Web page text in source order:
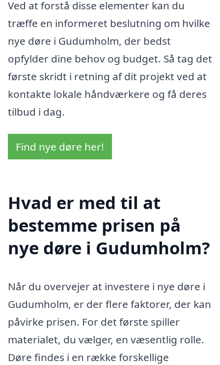
Ved at forstå disse elementer kan du
træffe en informeret beslutning om hvilke
nye døre i Gudumholm, der bedst
opfylder dine behov og budget. Så tag det
første skridt i retning af dit projekt ved at
kontakte lokale håndværkere og få deres
tilbud i dag.
Find nye døre her!
Hvad er med til at
bestemme prisen på
nye døre i Gudumholm?
Når du overvejer at investere i nye døre i
Gudumholm, er der flere faktorer, der kan
påvirke prisen. For det første spiller
materialet, du vælger, en væsentlig rolle.
Døre findes i en række forskellige